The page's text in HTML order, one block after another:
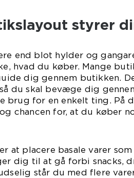
styrer
end blot hylder og
hvad du køber. Mange
dig gennem butikken.
du skal bevæge dig
brug for en enkelt ting. På
chancen for, at du køber
at placere basale varer
dig til at gå forbi snacks,
står du med flere